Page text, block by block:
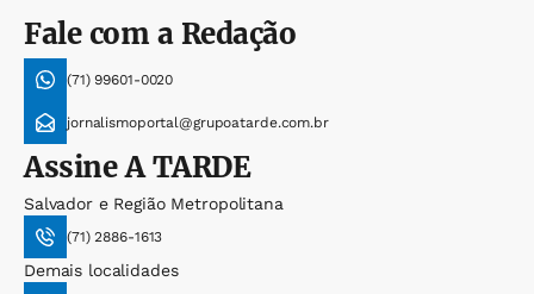
Fale com a Redação
(71) 99601-0020
jornalismoportal@grupoatarde.com.br
AssineA TARDE
Salvador e Região Metropolitana
(71) 2886-1613
Demais localidades